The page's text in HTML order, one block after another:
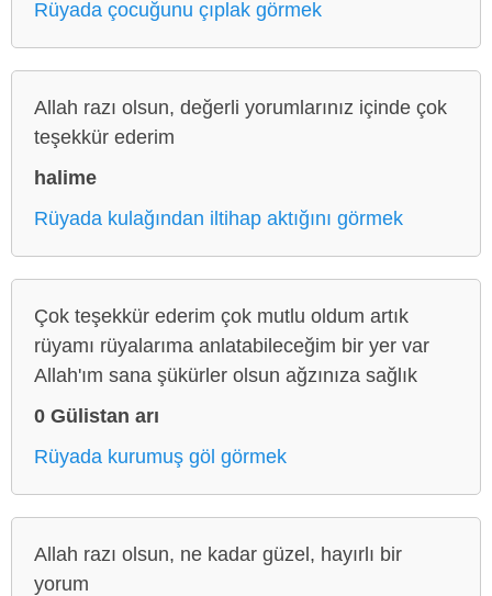
Rüyada çocuğunu çıplak görmek
Allah razı olsun, değerli yorumlarınız içinde çok
teşekkür ederim
halime
Rüyada kulağından iltihap aktığını görmek
Çok teşekkür ederim çok mutlu oldum artık
rüyamı rüyalarıma anlatabileceğim bir yer var
Allah'ım sana şükürler olsun ağzınıza sağlık
0 Gülistan arı
Rüyada kurumuş göl görmek
Allah razı olsun, ne kadar güzel, hayırlı bir
yorum